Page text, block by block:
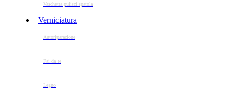
Vaschetta pulisci spatola
Verniciatura
Autoriparazione
Fai da te
Legno